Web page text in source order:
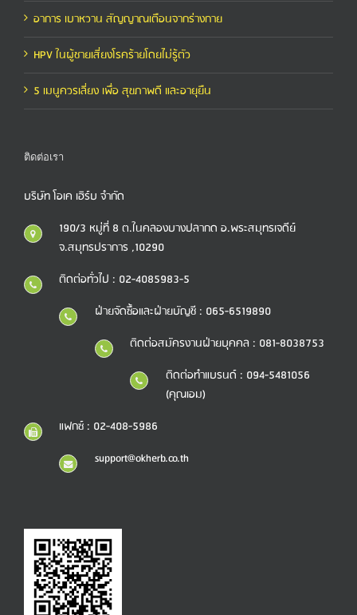
อาการ เบาหวาน สัญญาณเตือนจากร่างกาย
HPV ในผู้ชายเสี่ยงโรคร้ายโดยไม่รู้ตัว
5 เมนูควรเลี่ยง เพื่อ สุขภาพดี และอายุยืน
ติดต่อเรา
บริษัท โอเค เฮิร์บ จำกัด
190/3 หมู่ที่ 8 ต.ในคลองบางปลากด อ.พระสมุทรเจดีย์
จ.สมุทรปราการ ,10290
ติดต่อทั่วไป : 02-4085983-5
ฝ่ายจัดซื้อและฝ่ายบัญชี : 065-6519890
ติดต่อสมัครงานฝ่ายบุคคล : 081-8038753
ติดต่อทำแบรนด์ : 094-5481056
(คุณเอม)
แฟกซ์ : 02-408-5986
support@okherb.co.th